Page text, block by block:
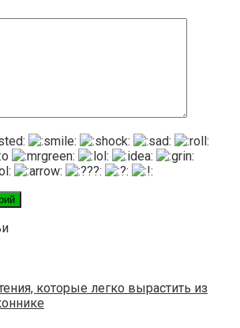
которые легко вырастить из